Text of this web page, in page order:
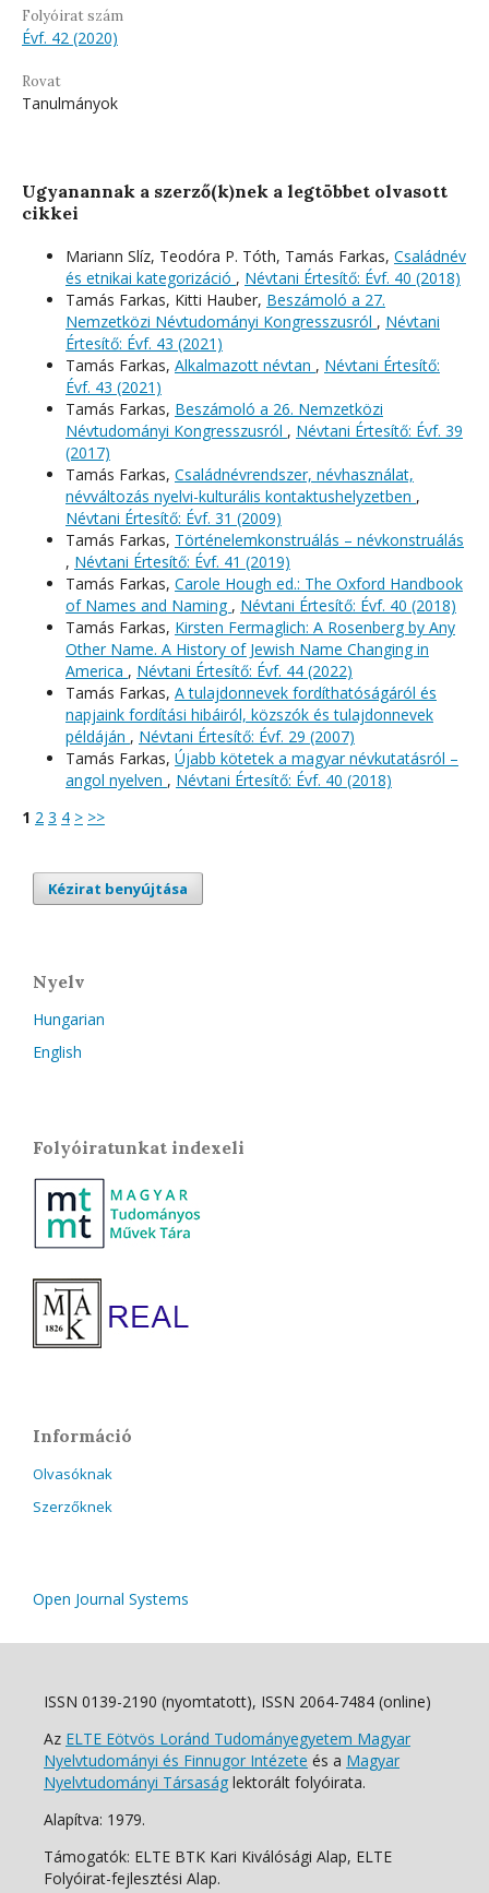
Folyóirat szám
Évf. 42 (2020)
Rovat
Tanulmányok
Ugyanannak a szerző(k)nek a legtöbbet olvasott
cikkei
Mariann Slíz, Teodóra P. Tóth, Tamás Farkas, Családnév
és etnikai kategorizáció , Névtani Értesítő: Évf. 40 (2018)
Tamás Farkas, Kitti Hauber, Beszámoló a 27.
Nemzetközi Névtudományi Kongresszusról , Névtani
Értesítő: Évf. 43 (2021)
Tamás Farkas, Alkalmazott névtan , Névtani Értesítő:
Évf. 43 (2021)
Tamás Farkas, Beszámoló a 26. Nemzetközi
Névtudományi Kongresszusról , Névtani Értesítő: Évf. 39
(2017)
Tamás Farkas, Családnévrendszer, névhasználat,
névváltozás nyelvi-kulturális kontaktushelyzetben ,
Névtani Értesítő: Évf. 31 (2009)
Tamás Farkas, Történelemkonstruálás – névkonstruálás
, Névtani Értesítő: Évf. 41 (2019)
Tamás Farkas, Carole Hough ed.: The Oxford Handbook
of Names and Naming , Névtani Értesítő: Évf. 40 (2018)
Tamás Farkas, Kirsten Fermaglich: A Rosenberg by Any
Other Name. A History of Jewish Name Changing in
America , Névtani Értesítő: Évf. 44 (2022)
Tamás Farkas, A tulajdonnevek fordíthatóságáról és
napjaink fordítási hibáiról, közszók és tulajdonnevek
példáján , Névtani Értesítő: Évf. 29 (2007)
Tamás Farkas, Újabb kötetek a magyar névkutatásról –
angol nyelven , Névtani Értesítő: Évf. 40 (2018)
1 2 3 4 > >>
Kézirat benyújtása
Nyelv
Hungarian
English
Folyóiratunkat indexeli
Információ
Olvasóknak
Szerzőknek
Open Journal Systems
ISSN 0139-2190 (nyomtatott), ISSN 2064-7484 (online)
Az ELTE Eötvös Loránd Tudományegyetem Magyar
Nyelvtudományi és Finnugor Intézete és a Magyar
Nyelvtudományi Társaság lektorált folyóirata.
Alapítva: 1979.
Támogatók: ELTE BTK Kari Kiválósági Alap, ELTE
Folyóirat-fejlesztési Alap.